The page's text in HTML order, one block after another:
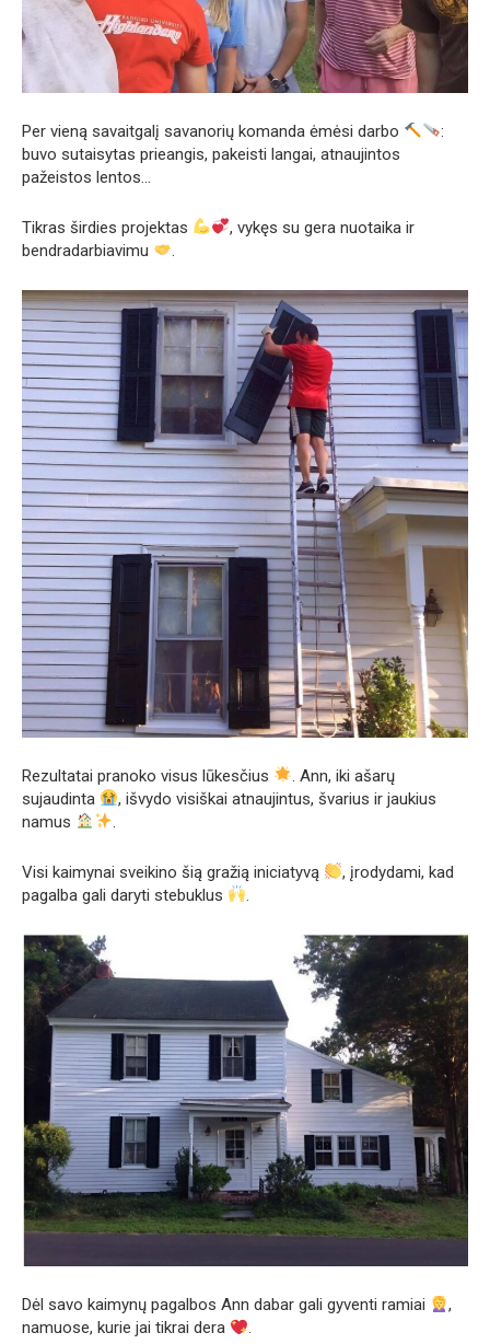
Per vieną savaitgalį savanorių komanda ėmėsi darbo
:
buvo sutaisytas prieangis, pakeisti langai, atnaujintos
pažeistos lentos…
Tikras širdies projektas
, vykęs su gera nuotaika ir
bendradarbiavimu
Rezultatai pranoko visus lūkesčius
. Ann, iki ašarų
sujaudinta
, išvydo visiškai atnaujintus, švarius ir jaukius
namus
Visi kaimynai sveikino šią gražią iniciatyvą
, įrodydami, kad
pagalba gali daryti stebuklus
Dėl savo kaimynų pagalbos Ann dabar gali gyventi ramiai
,
namuose, kurie jai tikrai dera
.